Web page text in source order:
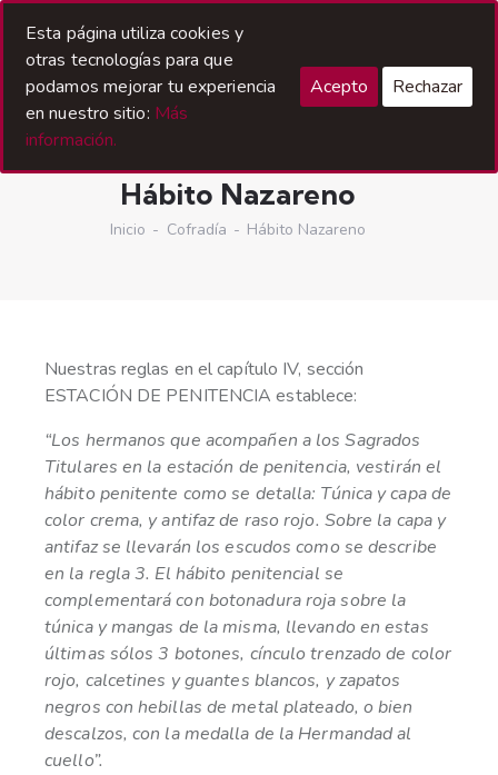
Hábito Nazareno
Inicio Cofradía Hábito Nazareno
Nuestras reglas en el capítulo IV, sección
ESTACIÓN DE PENITENCIA establece:
“Los hermanos que acompañen a los Sagrados
Titulares en la estación de penitencia, vestirán el
hábito penitente como se detalla: Túnica y capa de
color crema, y antifaz de raso rojo. Sobre la capa y
antifaz se llevarán los escudos como se describe
en la regla 3. El hábito penitencial se
complementará con botonadura roja sobre la
túnica y mangas de la misma, llevando en estas
últimas sólos 3 botones, cínculo trenzado de color
rojo, calcetines y guantes blancos, y zapatos
negros con hebillas de metal plateado, o bien
descalzos, con la medalla de la Hermandad al
cuello”.
Esta página utiliza cookies y
otras tecnologías para que
podamos mejorar tu experiencia
en nuestro sitio: Más
información.
Acepto Rechazar